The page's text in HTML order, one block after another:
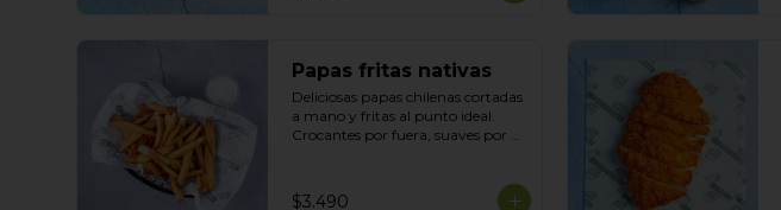
Papas fritas nativas
Deliciosas papas chilenas cortadas
a mano y fritas al punto ideal.
Crocantes por fuera, suaves por
$3.490